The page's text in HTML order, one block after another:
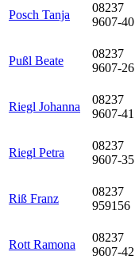
Posch Tanja
08237
9607-40
Pußl Beate
08237
9607-26
Riegl Johanna
08237
9607-41
Riegl Petra
08237
9607-35
Riß Franz
08237
959156
Rott Ramona
08237
9607-42